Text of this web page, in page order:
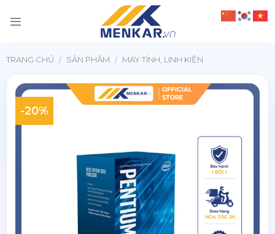
đến
TRANG CHỦ / SẢN PHẨM / MÁY TÍNH, LINH KIỆN
-20%